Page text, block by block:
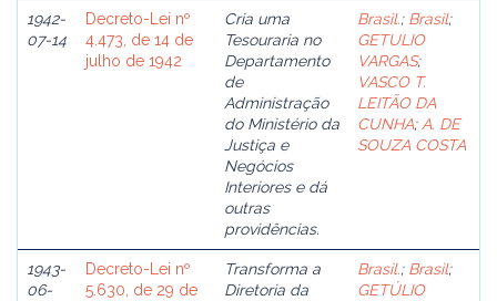
1942-
07-14
Decreto-Lei nº
4.473, de 14 de
julho de 1942
Cria uma
Tesouraria no
Departamento
de
Administração
do Ministério da
Justiça e
Negócios
Interiores e dá
outras
providências.
Brasil.; Brasil;
GETULIO
VARGAS;
VASCO T.
LEITÃO DA
CUNHA; A. DE
SOUZA COSTA
1943-
06-
Decreto-Lei nº
5.630, de 29 de
Transforma a
Diretoria da
Brasil.; Brasil;
GETÚLIO